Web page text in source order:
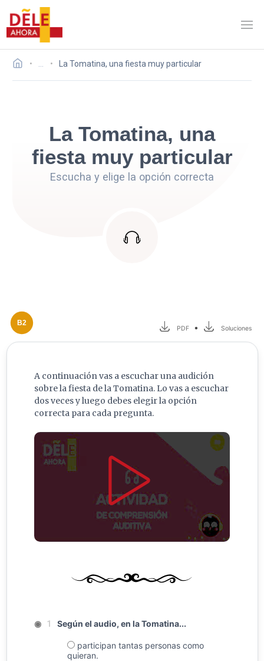
La Tomatina, una fiesta muy particular
La Tomatina, una
fiesta muy particular
Escucha y elige la opción correcta
B2
PDF • Soluciones
A continuación vas a escuchar una audición
sobre la fiesta de la Tomatina. Lo vas a escuchar
dos veces y luego debes elegir la opción
correcta para cada pregunta.
◉ 1 Según el audio, en la Tomatina...
participan tantas personas como
quieran.